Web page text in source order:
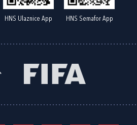
HNS Ulaznice App HNS Semafor App